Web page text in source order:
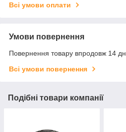
Всі умови оплати
Умови повернення
Повернення товару впродовж 14
Всі умови повернення
Подібні товари компанії